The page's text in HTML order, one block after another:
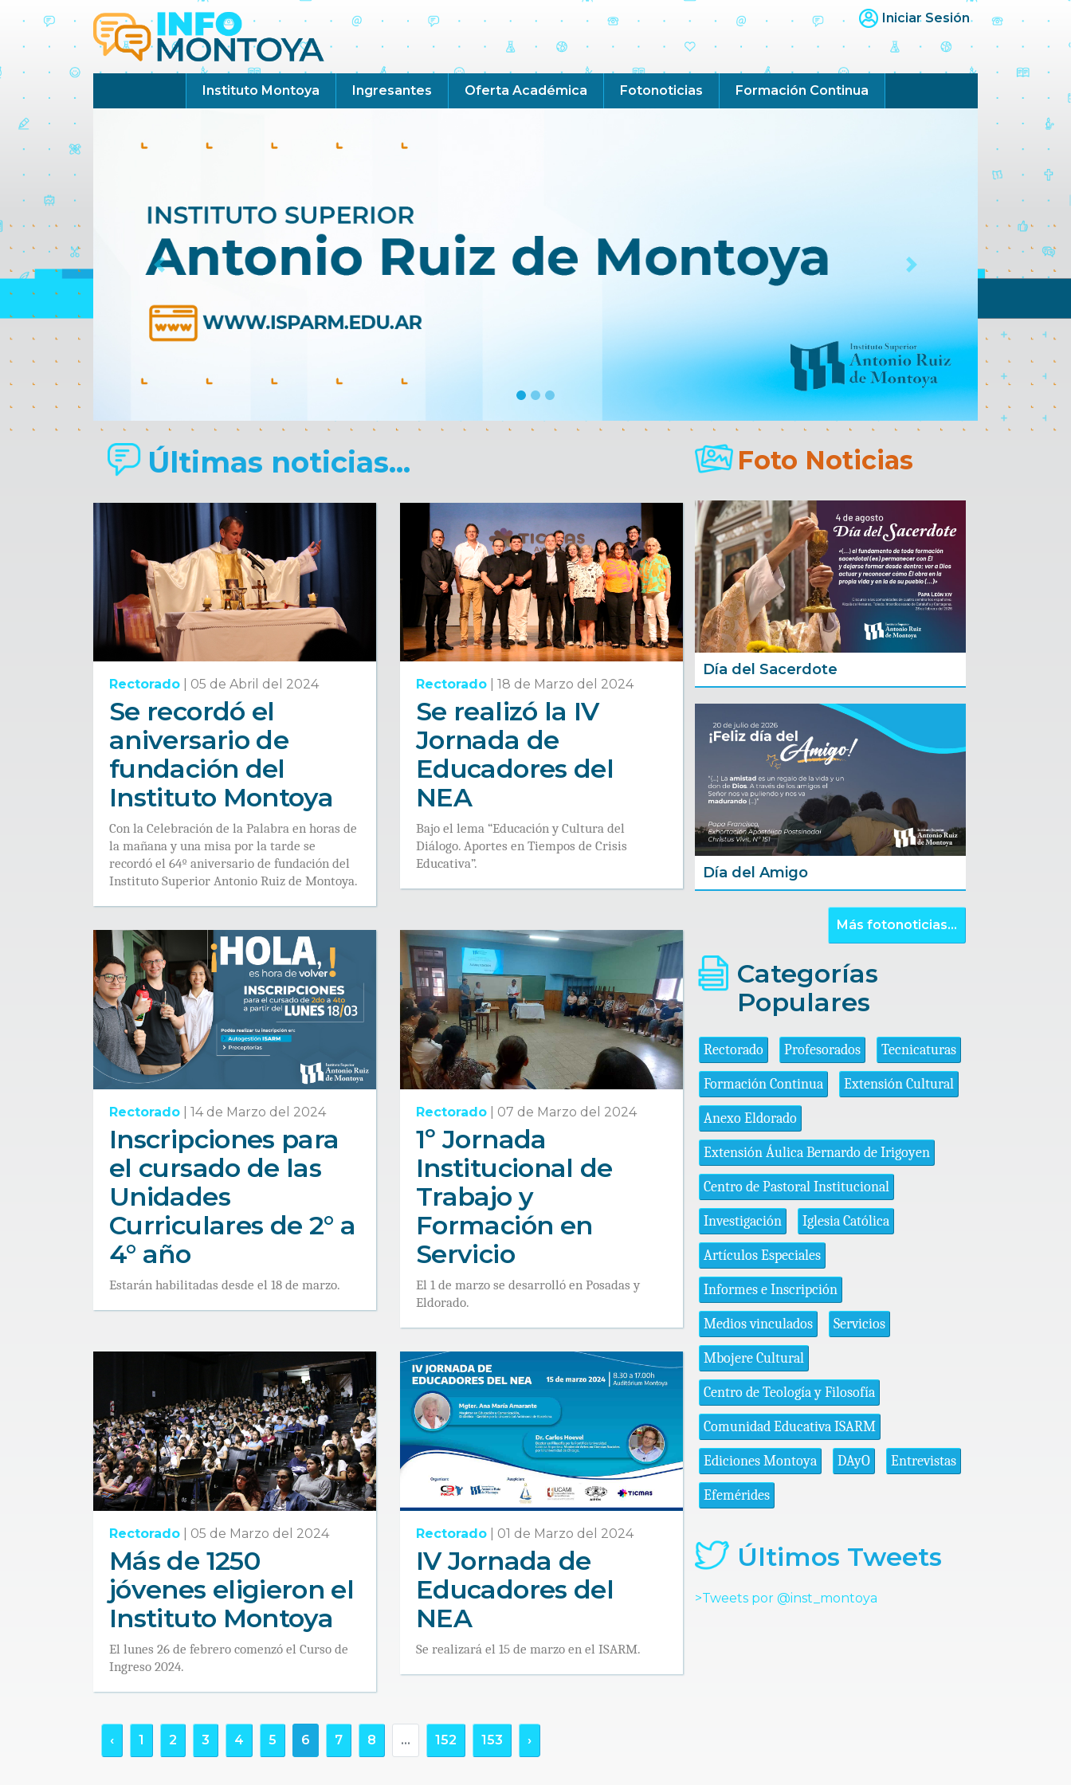
Iniciar Sesión
Instituto Montoya Ingresantes Oferta Académica Fotonoticias Formación Continua
Previous Next
Últimas noticias...
Rectorado 05 de Abril del 2024
Se recordó el
aniversario de
fundación del
Instituto Montoya
Con la Celebración de la Palabra en horas de
la mañana y una misa por la tarde se
recordó el 64º aniversario de fundación del
Instituto Superior Antonio Ruiz de Montoya.
Rectorado 18 de Marzo del 2024
Se realizó la IV
Jornada de
Educadores del
NEA
Bajo el lema “Educación y Cultura del
Diálogo. Aportes en Tiempos de Crisis
Educativa”.
Rectorado 14 de Marzo del 2024
Inscripciones para
el cursado de las
Unidades
Curriculares de 2° a
4° año
Estarán habilitadas desde el 18 de marzo.
Rectorado 07 de Marzo del 2024
1º Jornada
Institucional de
Trabajo y
Formación en
Servicio
El 1 de marzo se desarrolló en Posadas y
Eldorado.
Rectorado 05 de Marzo del 2024
Más de 1250
jóvenes eligieron el
Instituto Montoya
El lunes 26 de febrero comenzó el Curso de
Ingreso 2024.
Rectorado 01 de Marzo del 2024
IV Jornada de
Educadores del
NEA
Se realizará el 15 de marzo en el ISARM.
‹ 1 2 3 4 5 6 7 8 ... 152 153 ›
Foto Noticias
Día del Sacerdote
Día del Amigo
Más fotonoticias...
Categorías
Populares
Rectorado Profesorados Tecnicaturas
Formación Continua Extensión Cultural
Anexo Eldorado
Extensión Áulica Bernardo de Irigoyen
Centro de Pastoral Institucional
Investigación Iglesia Católica
Artículos Especiales
Informes e Inscripción
Medios vinculados Servicios
Mbojere Cultural
Centro de Teología y Filosofía
Comunidad Educativa ISARM
Ediciones Montoya DAyO Entrevistas
Efemérides
Últimos Tweets
>Tweets por @inst_montoya